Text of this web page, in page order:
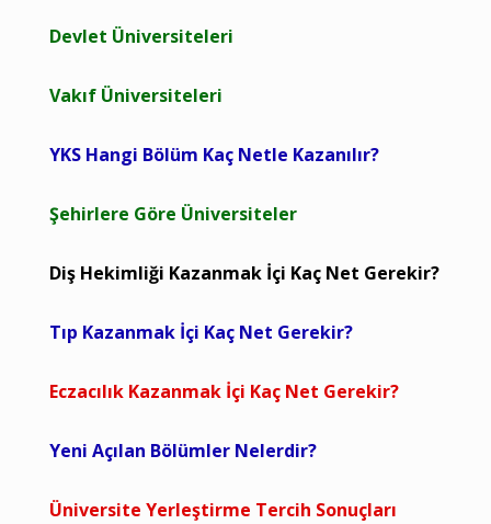
Devlet Üniversiteleri
Vakıf Üniversiteleri
YKS Hangi Bölüm Kaç Netle Kazanılır?
Şehirlere Göre Üniversiteler
Diş Hekimliği Kazanmak İçi Kaç Net Gerekir?
Tıp Kazanmak İçi Kaç Net Gerekir?
Eczacılık Kazanmak İçi Kaç Net Gerekir?
Yeni Açılan Bölümler Nelerdir?
Üniversite Yerleştirme Tercih Sonuçları